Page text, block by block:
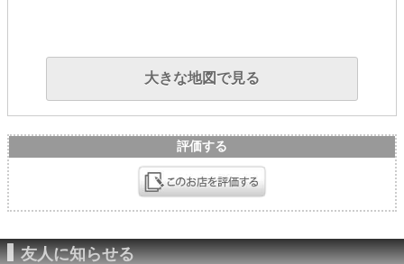
大きな地図で見る
評価する
友人に知らせる